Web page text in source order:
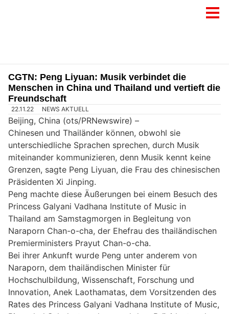
CGTN: Peng Liyuan: Musik verbindet die
Menschen in China und Thailand und vertieft die
Freundschaft
22.11.22 NEWS AKTUELL
Beijing, China (ots/PRNewswire) –
Chinesen und Thailänder können, obwohl sie
unterschiedliche Sprachen sprechen, durch Musik
miteinander kommunizieren, denn Musik kennt keine
Grenzen, sagte Peng Liyuan, die Frau des chinesischen
Präsidenten Xi Jinping.
Peng machte diese Äußerungen bei einem Besuch des
Princess Galyani Vadhana Institute of Music in
Thailand am Samstagmorgen in Begleitung von
Naraporn Chan-o-cha, der Ehefrau des thailändischen
Premierministers Prayut Chan-o-cha.
Bei ihrer Ankunft wurde Peng unter anderem von
Naraporn, dem thailändischen Minister für
Hochschulbildung, Wissenschaft, Forschung und
Innovation, Anek Laothamatas, dem Vorsitzenden des
Rates des Princess Galyani Vadhana Institute of Music,